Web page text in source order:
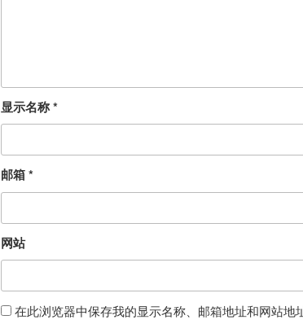
显示名称*
邮箱*
网站
在此浏览器中保存我的显示名称、邮箱地址和网站地